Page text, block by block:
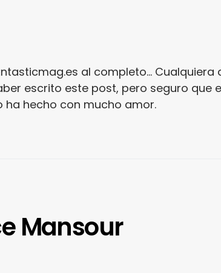
al completo... Cualquiera
escrito este post, pero seguro que
ha hecho con mucho amor.
Mansour